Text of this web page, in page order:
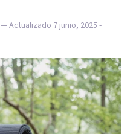
— Actualizado 7 junio, 2025 -